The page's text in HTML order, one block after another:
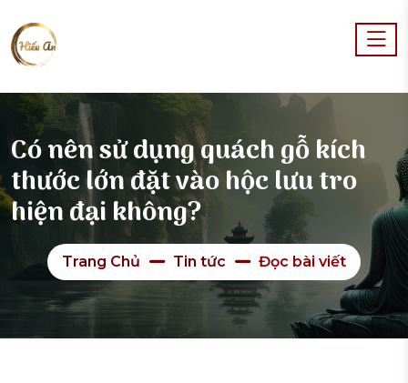
Có nên sử dụng quách gỗ kích
thước lớn đặt vào hộc lưu tro
hiện đại không?
Trang Chủ Tin tức Đọc bài viết